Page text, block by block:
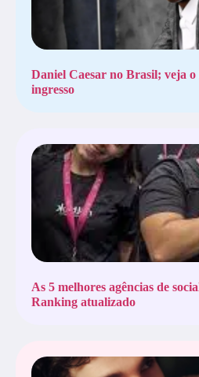
Daniel Caesar no Brasil; veja o
ingresso
As 5 melhores agências de
Ranking atualizado